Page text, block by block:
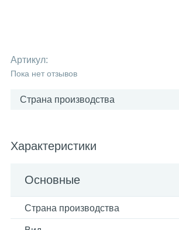
Артикул:
Пока нет отзывов
Страна производства
Характеристики
Основные
Страна производства